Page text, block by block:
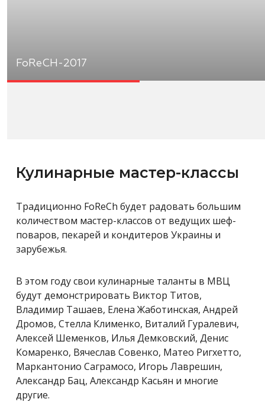
FoReCH-2017
Кулинарные мастер-классы
Традиционно FoReCh будет радовать большим
количеством мастер-классов от ведущих шеф-
поваров, пекарей и кондитеров Украины и
зарубежья.
В этом году свои кулинарные таланты в МВЦ
будут демонстрировать Виктор Титов,
Владимир Ташаев, Елена Жаботинская, Андрей
Дромов, Стелла Клименко, Виталий Гуралевич,
Алексей Шеменков, Илья Демковский, Денис
Комаренко, Вячеслав Совенко, Матео Ригхетто,
Маркантонио Саграмосо, Игорь Лаврешин,
Александр Бац, Александр Касьян и многие
другие.